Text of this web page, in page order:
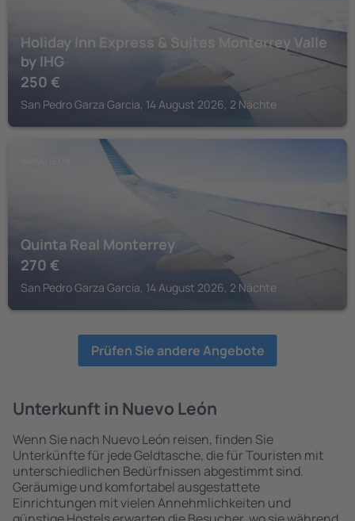
Holiday Inn Express & Suites Monterrey Valle
by IHG
250 €
San Pedro Garza Garcia, 14 August 2026, 2 Nächte
Quinta Real Monterrey
270 €
San Pedro Garza Garcia, 14 August 2026, 2 Nächte
Prüfen Sie andere Angebote
Unterkunft in Nuevo León
Wenn Sie nach Nuevo León reisen, finden Sie
Unterkünfte für jede Geldtasche, die für Touristen mit
unterschiedlichen Bedürfnissen abgestimmt sind.
Geräumige und komfortabel ausgestattete
Einrichtungen mit vielen Annehmlichkeiten und